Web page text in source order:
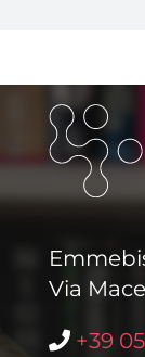
Via
+39